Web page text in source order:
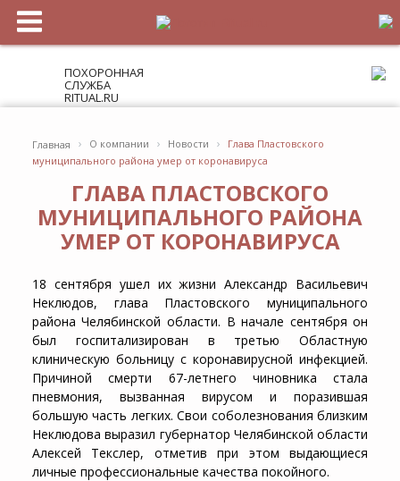
ПОХОРОННАЯ
СЛУЖБА
RITUAL.RU
Главная › О компании › Новости ›
Глава Пластовского
муниципального района умер от коронавируса
ГЛАВА ПЛАСТОВСКОГО
МУНИЦИПАЛЬНОГО РАЙОНА
УМЕР ОТ КОРОНАВИРУСА
18 сентября ушел их жизни Александр Васильевич
Неклюдов, глава Пластовского муниципального
района Челябинской области. В начале сентября он
был госпитализирован в третью Областную
клиническую больницу с коронавирусной инфекцией.
Причиной смерти 67-летнего чиновника стала
пневмония, вызванная вирусом и поразившая
большую часть легких. Свои соболезнования близким
Неклюдова выразил губернатор Челябинской области
Алексей Текслер, отметив при этом выдающиеся
личные профессиональные качества покойного.